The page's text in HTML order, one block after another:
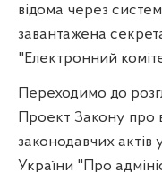
відома через
завантажена
"Електронний
Переходимо до
Проект Закону про
законодавчих актів
України "Про